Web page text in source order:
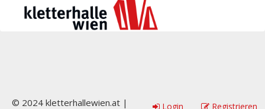
Login Registrieren
© 2024 kletterhallewien.at |